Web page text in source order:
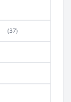
(37)